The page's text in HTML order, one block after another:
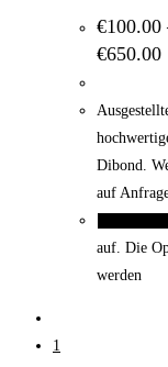
€100.00
€650.00
Dibond.
auf
auf. Die
werden
1